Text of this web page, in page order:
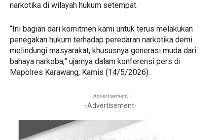
narkotika di wilayah hukum setempat.
“Ini bagian dari komitmen kami untuk terus melakukan
penegakan hukum terhadap peredaran narkotika demi
melindungi masyarakat, khususnya generasi muda dari
bahaya narkoba,” ujarnya dalam konferensi pers di
Mapolres Karawang, Kamis (14/5/2026).
- Advertisement -
-Advertisement-